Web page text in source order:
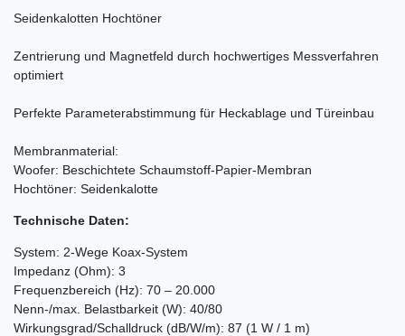
Seidenkalotten Hochtöner
Zentrierung und Magnetfeld durch hochwertiges Messverfahren
optimiert
Perfekte Parameterabstimmung für Heckablage und Türeinbau
Membranmaterial:
Woofer: Beschichtete Schaumstoff-Papier-Membran
Hochtöner: Seidenkalotte
Technische Daten:
System: 2-Wege Koax-System
Impedanz (Ohm): 3
Frequenzbereich (Hz): 70 – 20.000
Nenn-/max. Belastbarkeit (W): 40/80
Wirkungsgrad/Schalldruck (dB/W/m): 87 (1 W / 1 m)